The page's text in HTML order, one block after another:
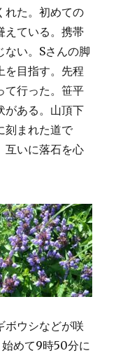
れた。初めての
えている。携帯
ない。Sさんの脚
を目指す。先程
て行った。笹平
がある。山頂下
刻まれた道で
互いに落石を心
ボウシなどが咲
めて9時50分に